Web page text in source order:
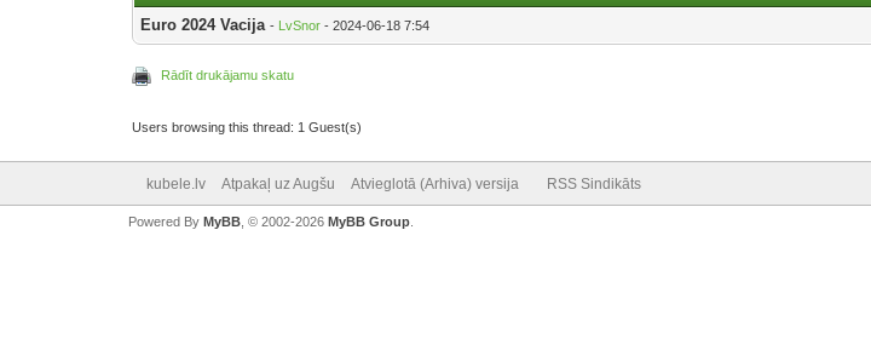
Euro 2024 Vacija - LvSnor - 2024-06-18 7:54
Rādīt drukājamu skatu
Users browsing this thread: 1 Guest(s)
kubele.lv Atpakaļ uz Augšu Atvieglotā (Arhiva) versija RSS Sindikāts
Powered By MyBB, © 2002-2026 MyBB Group.